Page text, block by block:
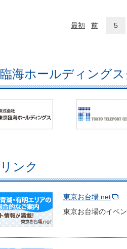
最初 前 5
臨海ホールディング
リンク
東京お台場.net
東京お台場のイベ